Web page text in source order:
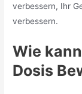
verbessern, Ihr
verbessern.
Wie
Dosis